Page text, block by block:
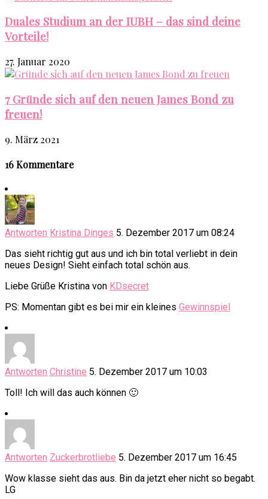
Duales Studium an der IUBH – das sind deine
Vorteile!
27. Januar 2020
7 Gründe sich auf den neuen James Bond zu
freuen!
9. März 2021
16 Kommentare
Antworten Kristina Dinges 5. Dezember 2017 um 08:24
Das sieht richtig gut aus und ich bin total verliebt in dein
neues Design! Sieht einfach total schön aus.
Liebe Grüße Kristina von KDsecret
PS: Momentan gibt es bei mir ein kleines Gewinnspiel
Antworten Christine 5. Dezember 2017 um 10:03
Toll! Ich will das auch können 🙂
Antworten Zuckerbrotliebe 5. Dezember 2017 um 16:45
Wow klasse sieht das aus. Bin da jetzt eher nicht so begabt.
LG